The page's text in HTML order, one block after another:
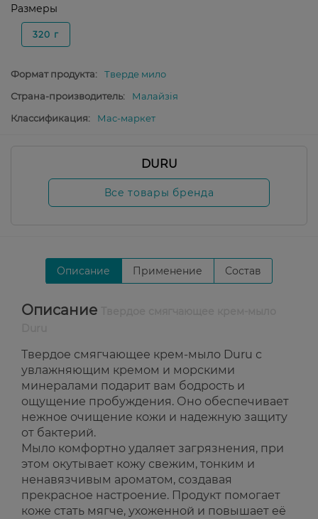
Размеры
320 г
Формат продукта:
Тверде мило
Страна-производитель:
Малайзія
Классификация:
Мас-маркет
DURU
Все товары бренда
Описание Применение Состав
Описание
Твердое смягчающее крем-мыло Duru с
увлажняющим кремом и морскими
минералами подарит вам бодрость и
ощущение пробуждения. Оно обеспечивает
нежное очищение кожи и надежную защиту
от бактерий.
Мыло комфортно удаляет загрязнения, при
этом окутывает кожу свежим, тонким и
ненавязчивым ароматом, создавая
прекрасное настроение. Продукт помогает
коже стать мягче, ухоженной и повышает её